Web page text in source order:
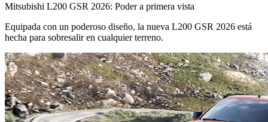
Mitsubishi L200 GSR 2026: Poder a primera vista
Equipada con un poderoso diseño, la nueva L200 GSR 2026 está
hecha para sobresalir en cualquier terreno.